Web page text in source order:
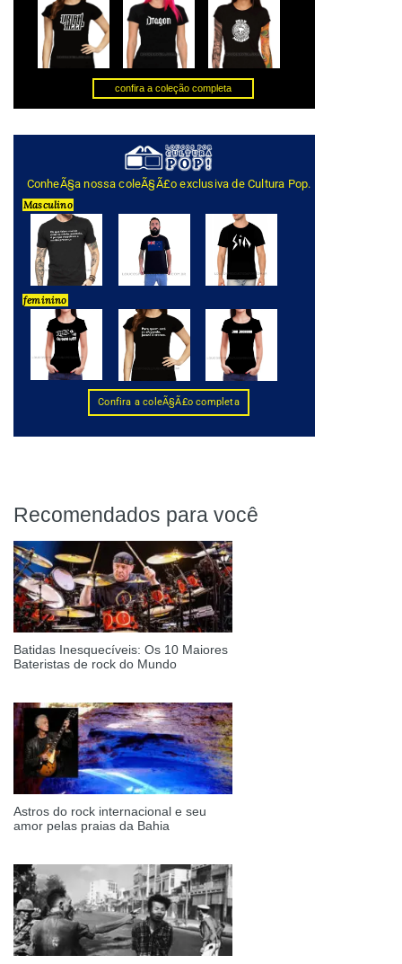
Recomendados para você
Batidas Inesquecíveis: Os 10 Maiores
Bateristas de rock do Mundo
Astros do rock internacional e seu
amor pelas praias da Bahia